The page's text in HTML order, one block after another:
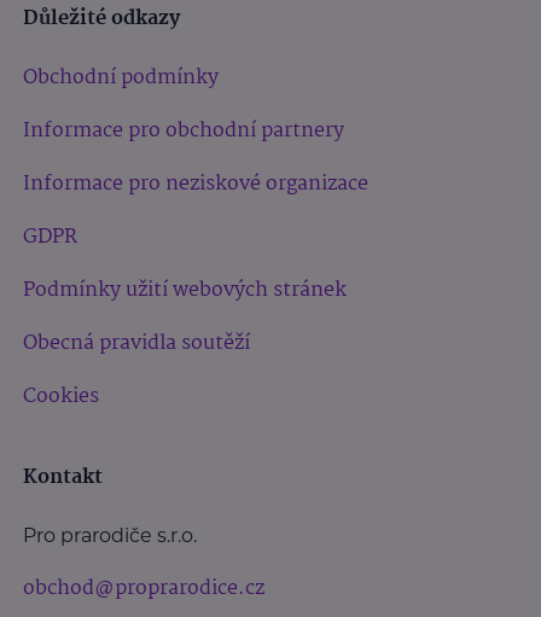
Důležité odkazy
Obchodní podmínky
Informace pro obchodní partnery
Informace pro neziskové organizace
GDPR
Podmínky užití webových stránek
Obecná pravidla soutěží
Cookies
Kontakt
Pro prarodiče s.r.o.
obchod@proprarodice.cz